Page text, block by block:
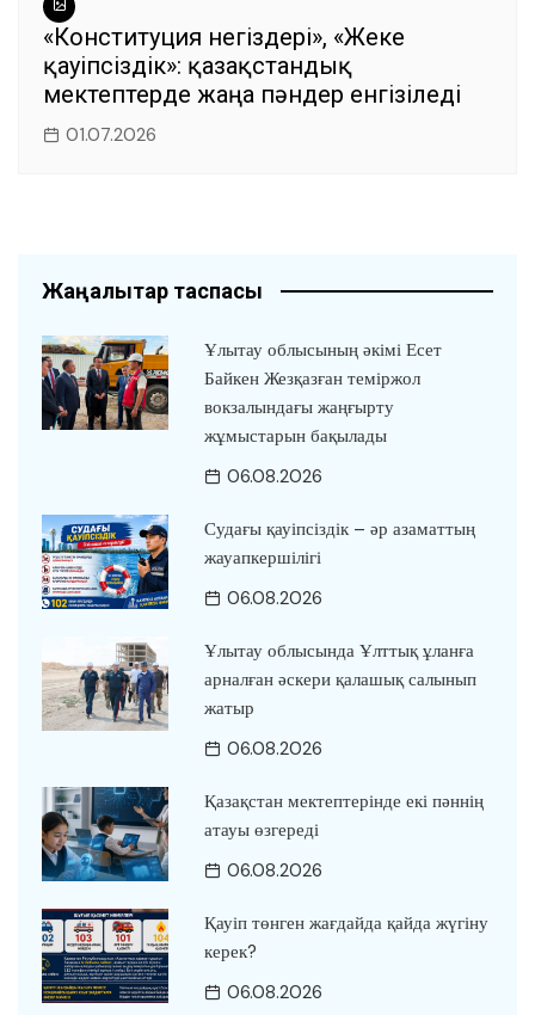
«Конституция негіздері», «Жеке
қауіпсіздік»: қазақстандық
мектептерде жаңа пәндер енгізіледі
01.07.2026
Жаңалықтар таспасы
Ұлытау облысының әкімі Есет
Байкен Жезқазған теміржол
вокзалындағы жаңғырту
жұмыстарын бақылады
06.08.2026
Судағы қауіпсіздік – әр азаматтың
жауапкершілігі
06.08.2026
Ұлытау облысында Ұлттық ұланға
арналған әскери қалашық салынып
жатыр
06.08.2026
Қазақстан мектептерінде екі пәннің
атауы өзгереді
06.08.2026
Қауіп төнген жағдайда қайда жүгіну
керек?
06.08.2026